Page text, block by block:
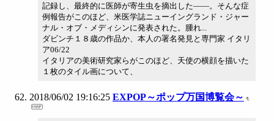
記録し、最終的に医師が寄生虫を摘出した――。そんな症
例報告がこのほど、米医学誌ニューイングランド・ジャー
ナル・オブ・メディシンに発表された。腫れ...
ダビンチ１８歳の作品か、本人の署名発見と専門家 イタリ
ア06/22
イタリアの美術研究家らがこのほど、天使の横顔を描いた
１枚のタイル画について、
2018/06/02 19:16:25 EXPOP～ポップ万国博覧会～